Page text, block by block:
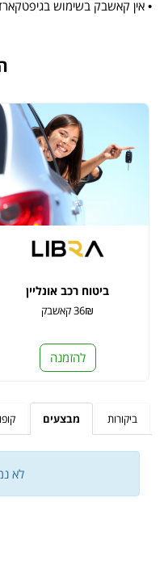
• אין קאשבק בשימוש
ביטוח רכב אונליין
36₪ קאשבק
להזמנה
ביקורות מבצעים
לא